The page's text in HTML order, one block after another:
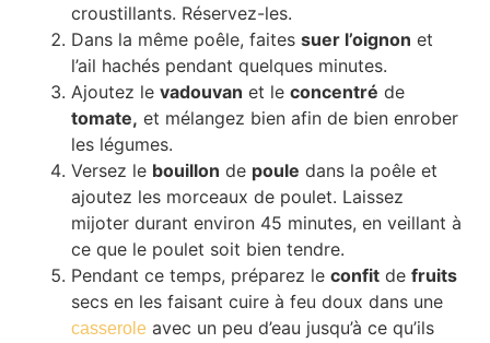
croustillants. Réservez-les.
Dans la même poêle, faites suer l’oignon et
l’ail hachés pendant quelques minutes.
Ajoutez le vadouvan et le concentré de
tomate, et mélangez bien afin de bien enrober
les légumes.
Versez le bouillon de poule dans la poêle et
ajoutez les morceaux de poulet. Laissez
mijoter durant environ 45 minutes, en veillant à
ce que le poulet soit bien tendre.
Pendant ce temps, préparez le confit de fruits
secs en les faisant cuire à feu doux dans une
casserole avec un peu d’eau jusqu’à ce qu’ils